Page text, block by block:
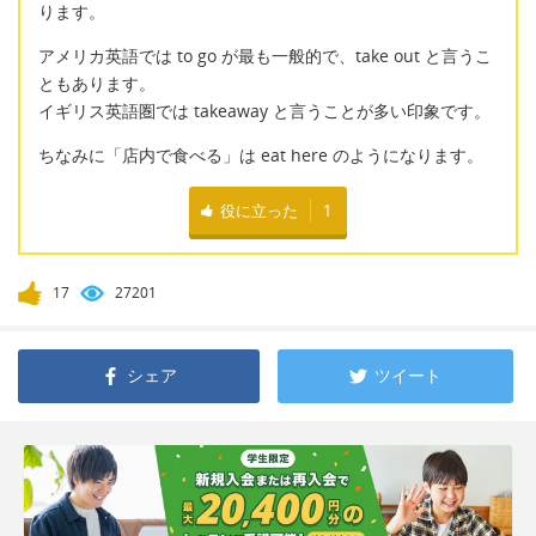
ります。
アメリカ英語では to go が最も一般的で、take out と言うこ
ともあります。
イギリス英語圏では takeaway と言うことが多い印象です。
ちなみに「店内で食べる」は eat here のようになります。
役に立った 1
17 27201
シェア ツイート